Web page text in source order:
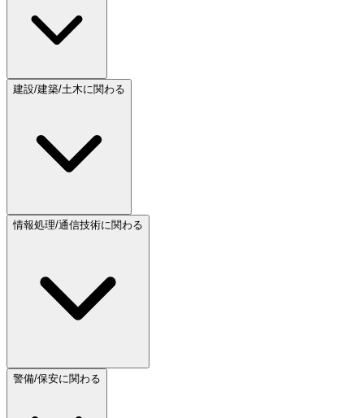
建設/建築/土木に関わる
情報処理/通信技術に関わる
警備/保安に関わる